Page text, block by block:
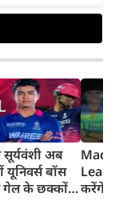
अब
यूनिवर्स बॉस
गेल के छक्कों
करेंगे